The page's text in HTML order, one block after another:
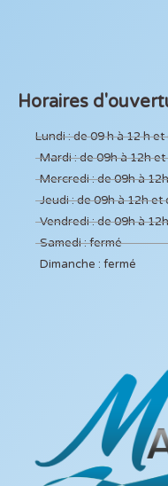
Horaires
Lundi : de 09 h à 12 h et
Mardi : de 09h à 12h et
Mercredi : de 09h à
Jeudi : de 09h à 12h et
Vendredi : de 09h à 12h
Samedi : fermé
Dimanche : fermé